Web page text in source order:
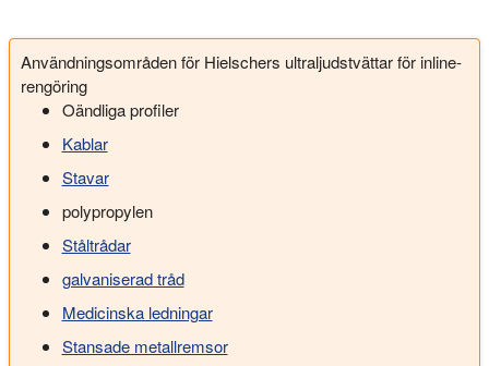
Användningsområden för Hielschers ultraljudstvättar för inline-
rengöring
Oändliga profiler
Kablar
Stavar
polypropylen
Ståltrådar
galvaniserad tråd
Medicinska ledningar
Stansade metallremsor